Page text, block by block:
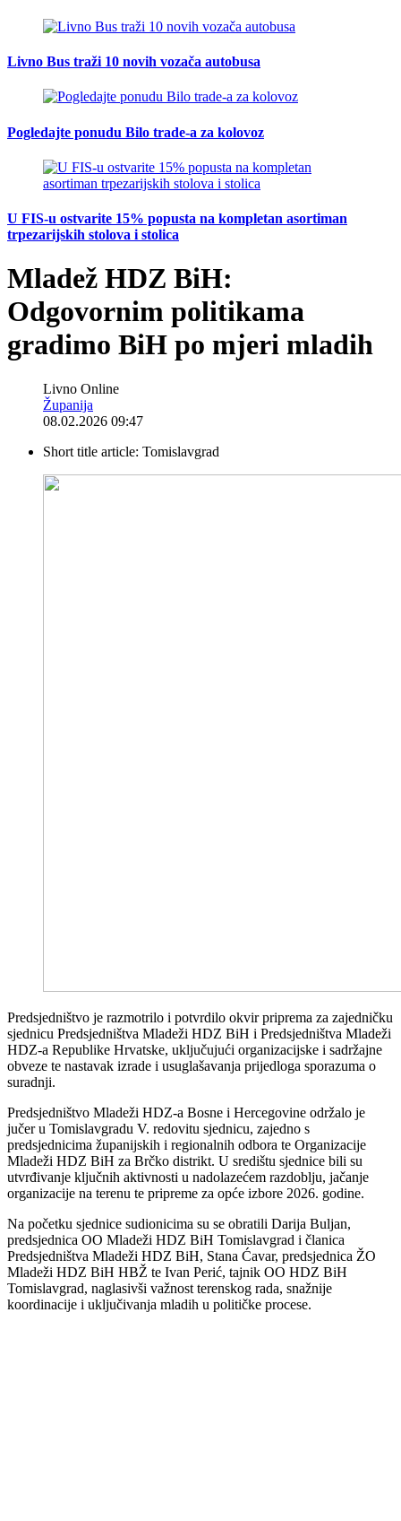
Livno Bus traži 10 novih vozača autobusa
Pogledajte ponudu Bilo trade-a za kolovoz
U FIS-u ostvarite 15% popusta na kompletan asortiman
trpezarijskih stolova i stolica
Mladež HDZ BiH:
Odgovornim politikama
gradimo BiH po mjeri mladih
Livno Online
Županija
08.02.2026 09:47
Short title article: Tomislavgrad
Predsjedništvo je razmotrilo i potvrdilo okvir priprema za zajedničku
sjednicu Predsjedništva Mladeži HDZ BiH i Predsjedništva Mladeži
HDZ-a Republike Hrvatske, uključujući organizacijske i sadržajne
obveze te nastavak izrade i usuglašavanja prijedloga sporazuma o
suradnji.
Predsjedništvo Mladeži HDZ-a Bosne i Hercegovine održalo je
jučer u Tomislavgradu V. redovitu sjednicu, zajedno s
predsjednicima županijskih i regionalnih odbora te Organizacije
Mladeži HDZ BiH za Brčko distrikt. U središtu sjednice bili su
utvrđivanje ključnih aktivnosti u nadolazećem razdoblju, jačanje
organizacije na terenu te pripreme za opće izbore 2026. godine.
Na početku sjednice sudionicima su se obratili Darija Buljan,
predsjednica OO Mladeži HDZ BiH Tomislavgrad i članica
Predsjedništva Mladeži HDZ BiH, Stana Ćavar, predsjednica ŽO
Mladeži HDZ BiH HBŽ te Ivan Perić, tajnik OO HDZ BiH
Tomislavgrad, naglasivši važnost terenskog rada, snažnije
koordinacije i uključivanja mladih u političke procese.